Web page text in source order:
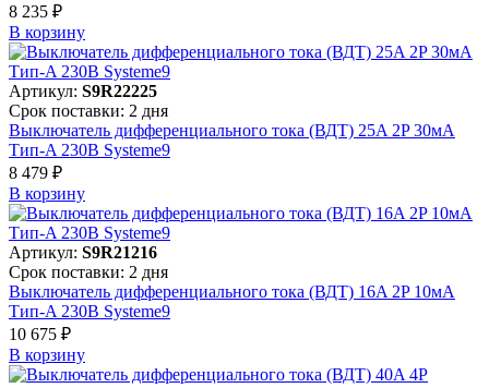
8 235 ₽
В корзинy
Артикул: S9R22225
Срок поставки: 2 дня
Выключатель дифференциального тока (ВДТ) 25A 2P 30мА
Тип-A 230В Systeme9
8 479 ₽
В корзинy
Артикул: S9R21216
Срок поставки: 2 дня
Выключатель дифференциального тока (ВДТ) 16A 2P 10мА
Тип-A 230В Systeme9
10 675 ₽
В корзинy